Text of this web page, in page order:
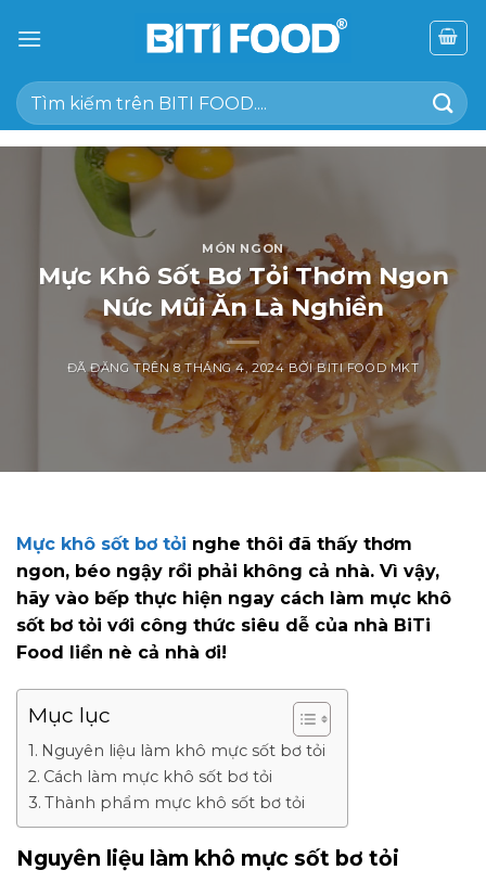
đến
dung
Tìm
kiếm:
MÓN NGON
Mực Khô Sốt Bơ Tỏi Thơm Ngon
Nức Mũi Ăn Là Nghiền
ĐÃ ĐĂNG TRÊN 8 THÁNG 4, 2024 BỞIBITI FOOD MKT
Mực khô sốt bơ tỏi nghe thôi đã thấy thơm
ngon, béo ngậy rồi phải không cả nhà. Vì vậy,
hãy vào bếp thực hiện ngay cách làm mực khô
sốt bơ tỏi với công thức siêu dễ của nhà BiTi
Food liền nè cả nhà ơi!
Mục lục
Nguyên liệu làm khô mực sốt bơ tỏi
Cách làm mực khô sốt bơ tỏi
Thành phẩm mực khô sốt bơ tỏi
Nguyên liệu làm khô mực sốt bơ tỏi